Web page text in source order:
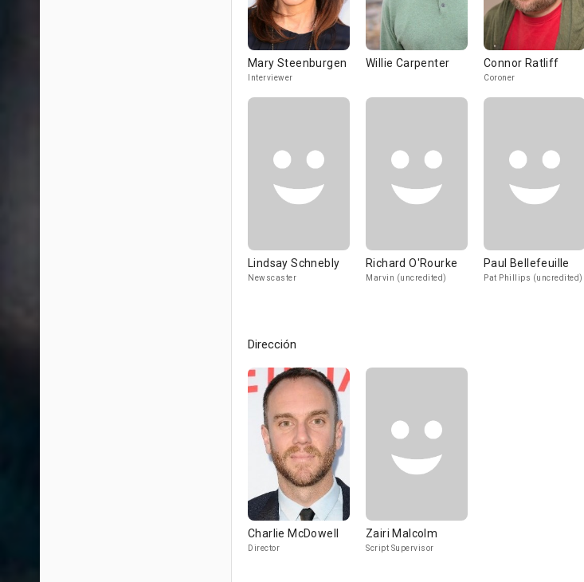
Mary Steenburgen
Interviewer
Willie Carpenter Connor Ratliff
Coroner
Lindsay Schnebly
Newscaster
Richard O'Rourke
Marvin (uncredited)
Paul Bellefeuille
Pat Phillips (uncredited)
Dirección
Charlie McDowell
Director
Zairi Malcolm
Script Supervisor